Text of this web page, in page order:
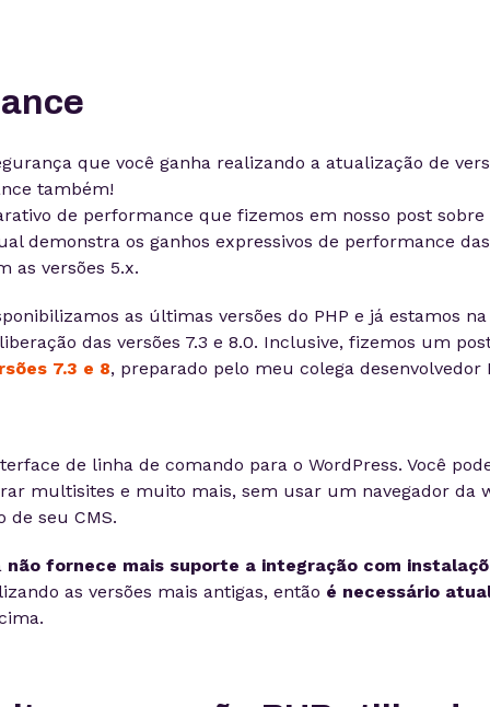
que você ganha realizando a atualização de
também!
de performance que fizemos em nosso post
demonstra os ganhos expressivos de performance
as versões 5.x.
as últimas versões do PHP e já estamos
das versões 7.3 e 8.0. Inclusive, fizemos um
7.3 e 8, preparado pelo meu colega desenvolvedor
de linha de comando para o WordPress. Você
multisites e muito mais, sem usar um navegador da
de seu CMS.
não fornece mais suporte a integração com
as versões mais antigas, então é necessário